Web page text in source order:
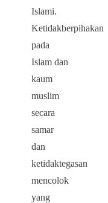
Islami.
Ketidakberpihakan
pada
Islam dan
kaum
muslim
secara
samar
dan
ketidaktegasan
mencolok
yang